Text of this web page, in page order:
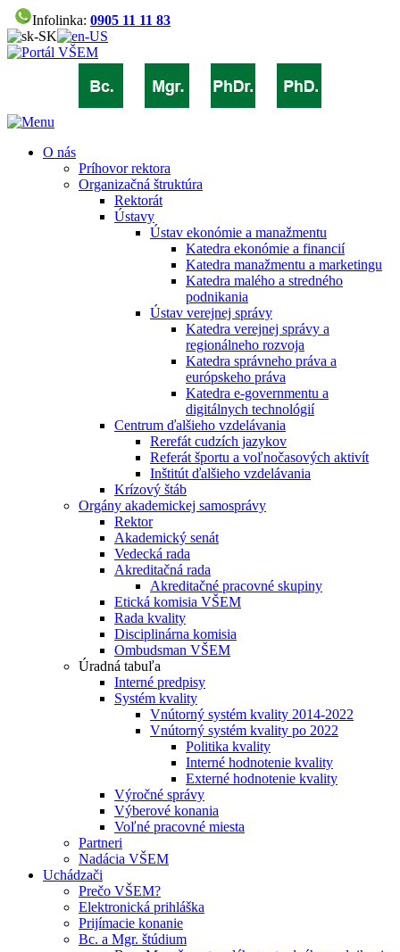
Infolinka: 0905 11 11 83
O nás
Príhovor rektora
Organizačná štruktúra
Rektorát
Ústavy
Ústav ekonómie a manažmentu
Katedra ekonómie a financií
Katedra manažmentu a marketingu
Katedra malého a stredného
podnikania
Ústav verejnej správy
Katedra verejnej správy a
regionálneho rozvoja
Katedra správneho práva a
európskeho práva
Katedra e-governmentu a
digitálnych technológií
Centrum ďalšieho vzdelávania
Rerefát cudzích jazykov
Referát športu a voľnočasových aktivít
Inštitút ďalšieho vzdelávania
Krízový štáb
Orgány akademickej samosprávy
Rektor
Akademický senát
Vedecká rada
Akreditačná rada
Akreditačné pracovné skupiny
Etická komisia VŠEM
Rada kvality
Disciplinárna komisia
Ombudsman VŠEM
Úradná tabuľa
Interné predpisy
Systém kvality
Vnútorný systém kvality 2014-2022
Vnútorný systém kvality po 2022
Politika kvality
Interné hodnotenie kvality
Externé hodnotenie kvality
Výročné správy
Výberové konania
Voľné pracovné miesta
Partneri
Nadácia VŠEM
Uchádzači
Prečo VŠEM?
Elektronická prihláška
Prijímacie konanie
Bc. a Mgr. štúdium